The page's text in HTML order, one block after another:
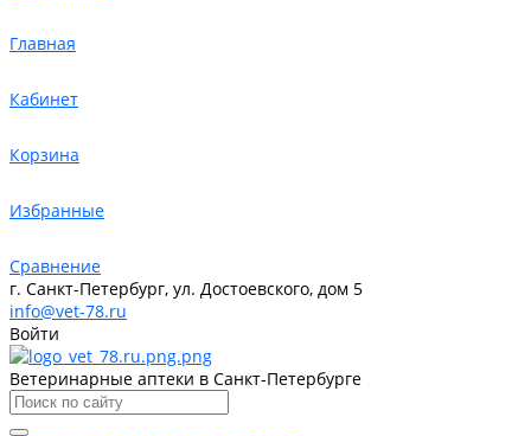
Главная
Кабинет
Корзина
Избранные
Сравнение
г. Санкт-Петербург, ул. Достоевского, дом 5
info@vet-78.ru
Войти
Ветеринарные аптеки в Санкт-Петербурге